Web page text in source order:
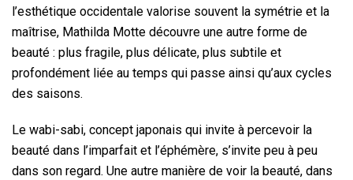
l’esthétique occidentale valorise souvent la symétrie et la
maîtrise, Mathilda Motte découvre une autre forme de
beauté : plus fragile, plus délicate, plus subtile et
profondément liée au temps qui passe ainsi qu’aux cycles
des saisons.
Le wabi-sabi, concept japonais qui invite à percevoir la
beauté dans l’imparfait et l’éphémère, s’invite peu à peu
dans son regard. Une autre manière de voir la beauté, dans